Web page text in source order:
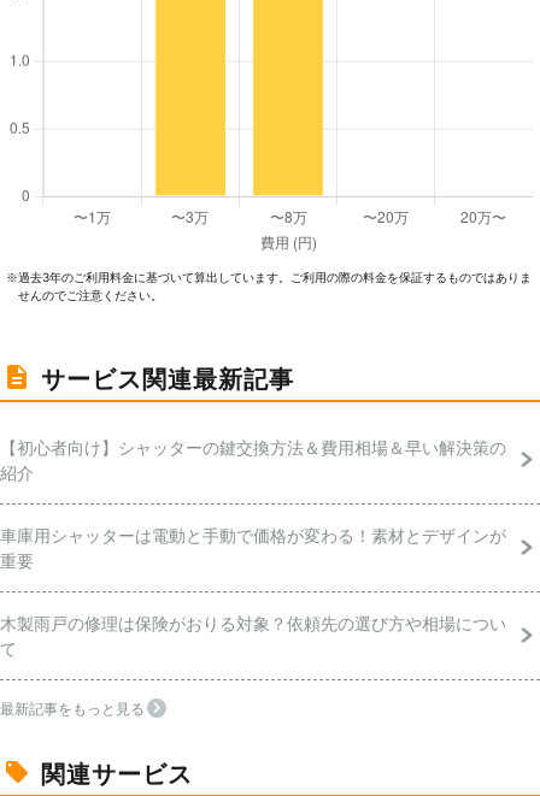
※過去3年のご利⽤料⾦に基づいて算出しています。ご利⽤の際の料⾦を保証するものではありま
せんのでご注意ください。
サービス関連最新記事
【初心者向け】シャッターの鍵交換方法＆費用相場＆早い解決策の
紹介
車庫用シャッターは電動と手動で価格が変わる！素材とデザインが
重要
木製雨戸の修理は保険がおりる対象？依頼先の選び方や相場につい
て
最新記事をもっと見る
関連サービス